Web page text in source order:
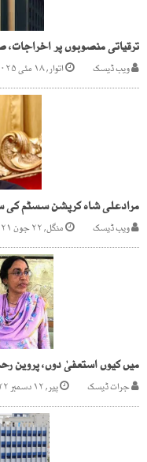
ترقیاتی منصوبوں پر
ویب ڈیسک اتوار, ۱۸ مئی ۲۰۲۵
مرادعلی شاہ کرپشن سسٹم کی
ویب ڈیسک منگل, ۲۲ جون ۲۰۲۱
جرات ڈیسک پیر, ۱۲ دسمبر ۲۰۲۲